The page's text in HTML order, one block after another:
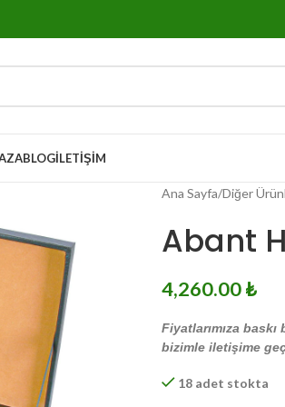
BLOGİLETIŞIM
Ana Sayfa Diğer
Abant
4,260.00₺
Fiyatlarımıza
bizimle iletişime
18 adet stokta